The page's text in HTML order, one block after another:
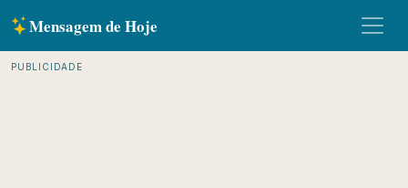
Mensagem de Hoje
PUBLICIDADE